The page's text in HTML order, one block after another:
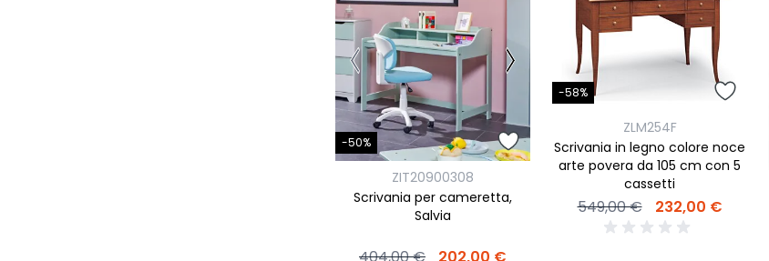
-50%
ZIT20900308
Scrivania per cameretta,
Salvia
404,00 € 202,00 €
-58%
ZLM254F
Scrivania in legno colore noce
arte povera da 105 cm con 5
cassetti
549,00 € 232,00 €